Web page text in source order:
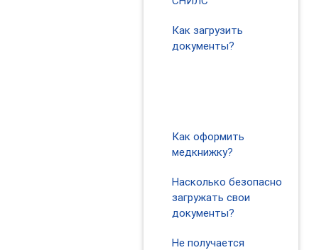
Как загрузить
документы?
Как оформить
медкнижку?
Насколько безопасно
загружать свои
документы?
Не получается